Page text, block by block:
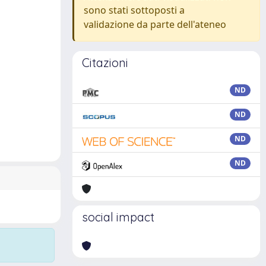
sono stati sottoposti a
validazione da parte dell'ateneo
Citazioni
ND
ND
ND
ND
social impact